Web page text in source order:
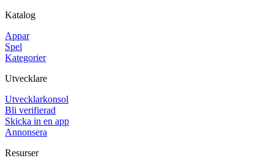
Katalog
Appar
Spel
Kategorier
Utvecklare
Utvecklarkonsol
Bli verifierad
Skicka in en app
Annonsera
Resurser